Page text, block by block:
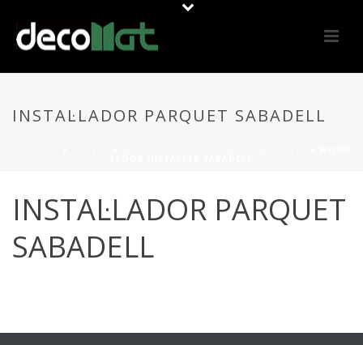
INSTAL·LADOR PARQUET SABADELL
INSTAL·LADOR PARQUET
SABADELL